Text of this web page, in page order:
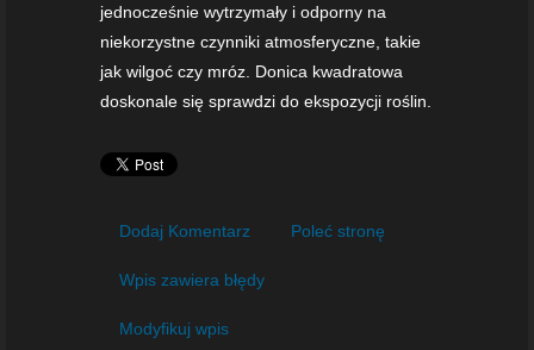
jednocześnie wytrzymały i odporny na
niekorzystne czynniki atmosferyczne, takie
jak wilgoć czy mróz. Donica kwadratowa
doskonale się sprawdzi do ekspozycji roślin.
Dodaj Komentarz Poleć stronę
Wpis zawiera błędy
Modyfikuj wpis